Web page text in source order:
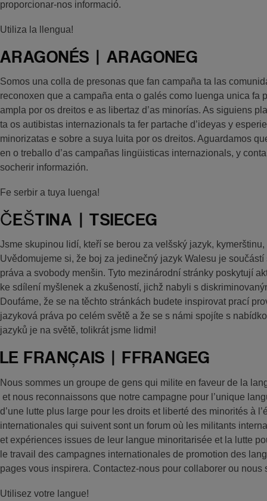
proporcionar-nos informació.
Utiliza la llengua!
ARAGONÉS | ARAGONEG
Somos una colla de presonas que fan campaña ta las
reconoxen que a campaña enta o galés como luenga unica fa
ampla por os dreitos e as libertaz d’as minorías. As siguiens
ta os autibistas internazionals ta fer partache d’ideyas y
minorizatas e sobre a suya luita por os dreitos. Aguardamos
en o treballo d’as campañas lingüisticas internazionals, y
socherir informazión.
Fe serbir a tuya luenga!
ČEŠTINA | TSIECEG
Jsme skupinou lidí, kteří se berou za velšský jazyk,
Uvědomujeme si, že boj za jedinečný jazyk Walesu je
práva a svobody menšin. Tyto mezinárodní stránky poskytují
ke sdílení myšlenek a zkušeností, jichž nabyli s
Doufáme, že se na těchto stránkách budete inspirovat prací
jazyková práva po celém světě a že se s námi spojíte s
jazyků je na světě, tolikrát jsme lidmi!
LE FRANÇAIS | FFRANGEG
Nous sommes un groupe de gens qui milite en faveur de la
et nous reconnaissons que notre campagne pour l’unique
d’une lutte plus large pour les droits et liberté des minorités à
internationales qui suivent sont un forum où les militants
et expériences issues de leur langue minoritarisée et la lutte
le travail des campagnes internationales de promotion des
pages vous inspirera. Contactez-nous pour collaborer ou nous
Utilisez votre langue!